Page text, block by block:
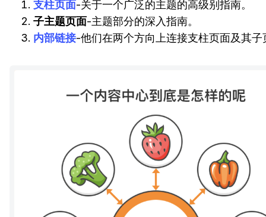
支柱页面-关于一个广泛的主题的高级别指南。
子主题页面-主题部分的深入指南。
内部链接-他们在两个方向上连接支柱页面及其子